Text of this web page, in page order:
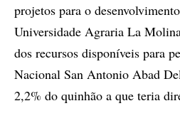
projetos para o
Universidade Agraria La
dos recursos disponíveis para
Nacional San Antonio Abad
2,2% do quinhão a que teria